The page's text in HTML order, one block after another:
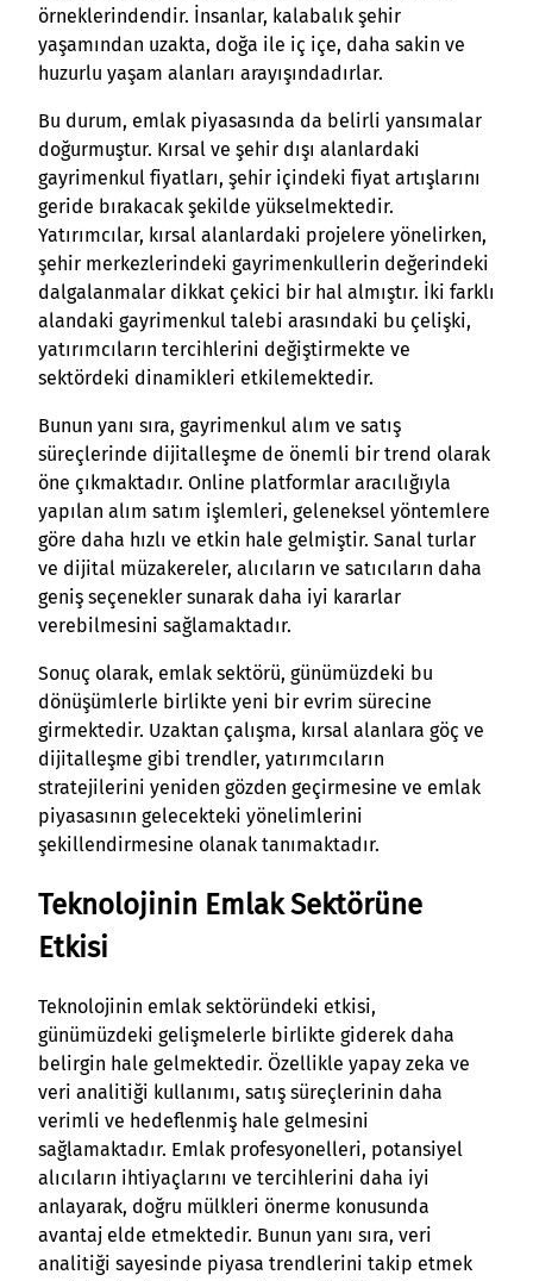
örneklerindendir. İnsanlar, kalabalık şehir
yaşamından uzakta, doğa ile iç içe, daha sakin ve
huzurlu yaşam alanları arayışındadırlar.
Bu durum, emlak piyasasında da belirli yansımalar
doğurmuştur. Kırsal ve şehir dışı alanlardaki
gayrimenkul fiyatları, şehir içindeki fiyat artışlarını
geride bırakacak şekilde yükselmektedir.
Yatırımcılar, kırsal alanlardaki projelere yönelirken,
şehir merkezlerindeki gayrimenkullerin değerindeki
dalgalanmalar dikkat çekici bir hal almıştır. İki farklı
alandaki gayrimenkul talebi arasındaki bu çelişki,
yatırımcıların tercihlerini değiştirmekte ve
sektördeki dinamikleri etkilemektedir.
Bunun yanı sıra, gayrimenkul alım ve satış
süreçlerinde dijitalleşme de önemli bir trend olarak
öne çıkmaktadır. Online platformlar aracılığıyla
yapılan alım satım işlemleri, geleneksel yöntemlere
göre daha hızlı ve etkin hale gelmiştir. Sanal turlar
ve dijital müzakereler, alıcıların ve satıcıların daha
geniş seçenekler sunarak daha iyi kararlar
verebilmesini sağlamaktadır.
Sonuç olarak, emlak sektörü, günümüzdeki bu
dönüşümlerle birlikte yeni bir evrim sürecine
girmektedir. Uzaktan çalışma, kırsal alanlara göç ve
dijitalleşme gibi trendler, yatırımcıların
stratejilerini yeniden gözden geçirmesine ve emlak
piyasasının gelecekteki yönelimlerini
şekillendirmesine olanak tanımaktadır.
Teknolojinin Emlak Sektörüne
Etkisi
Teknolojinin emlak sektöründeki etkisi,
günümüzdeki gelişmelerle birlikte giderek daha
belirgin hale gelmektedir. Özellikle yapay zeka ve
veri analitiği kullanımı, satış süreçlerinin daha
verimli ve hedeflenmiş hale gelmesini
sağlamaktadır. Emlak profesyonelleri, potansiyel
alıcıların ihtiyaçlarını ve tercihlerini daha iyi
anlayarak, doğru mülkleri önerme konusunda
avantaj elde etmektedir. Bunun yanı sıra, veri
analitiği sayesinde piyasa trendlerini takip etmek